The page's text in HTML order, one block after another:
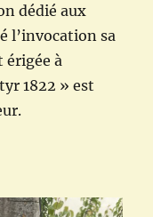
dédié aux
l’invocation sa
à
1822 » est